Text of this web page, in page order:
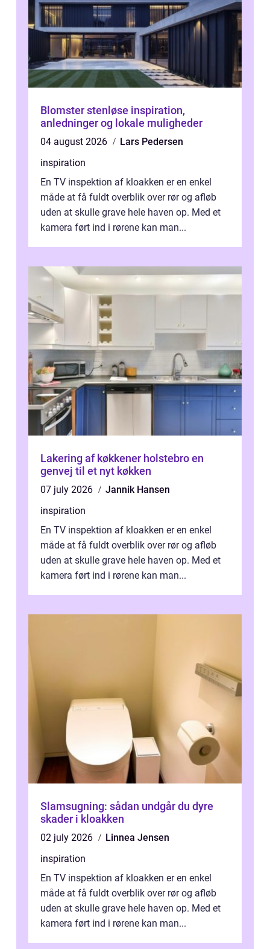
Blomster stenløse inspiration,
anledninger og lokale muligheder
04 august 2026
Lars Pedersen
inspiration
En TV inspektion af kloakken er en enkel
måde at få fuldt overblik over rør og afløb
uden at skulle grave hele haven op. Med et
kamera ført ind i rørene kan man...
Lakering af køkkener holstebro en
genvej til et nyt køkken
07 july 2026
Jannik Hansen
inspiration
En TV inspektion af kloakken er en enkel
måde at få fuldt overblik over rør og afløb
uden at skulle grave hele haven op. Med et
kamera ført ind i rørene kan man...
Slamsugning: sådan undgår du dyre
skader i kloakken
02 july 2026
Linnea Jensen
inspiration
En TV inspektion af kloakken er en enkel
måde at få fuldt overblik over rør og afløb
uden at skulle grave hele haven op. Med et
kamera ført ind i rørene kan man...